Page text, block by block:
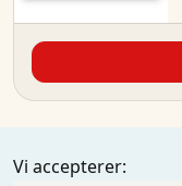
Vi accepterer: